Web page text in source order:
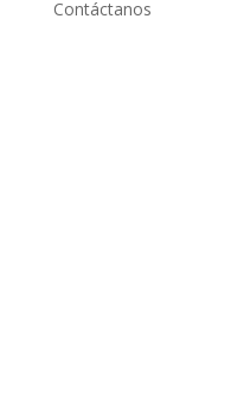
Contáctanos